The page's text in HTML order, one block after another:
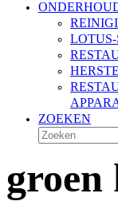
ZOEKEN
Zoeken
groen